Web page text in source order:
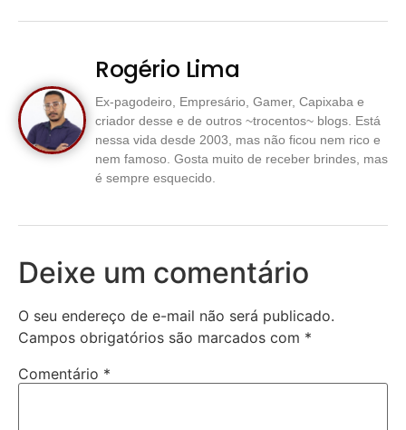
Rogério Lima
Ex-pagodeiro, Empresário, Gamer, Capixaba e
criador desse e de outros ~trocentos~ blogs. Está
nessa vida desde 2003, mas não ficou nem rico e
nem famoso. Gosta muito de receber brindes, mas
é sempre esquecido.
Deixe um comentário
O seu endereço de e-mail não será publicado.
Campos obrigatórios são marcados com *
Comentário *